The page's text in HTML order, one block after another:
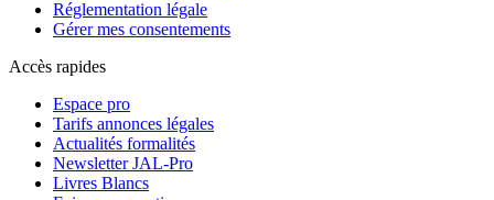
Réglementation légale
Gérer mes consentements
Accès rapides
Espace pro
Tarifs annonces légales
Actualités formalités
Newsletter JAL-Pro
Livres Blancs